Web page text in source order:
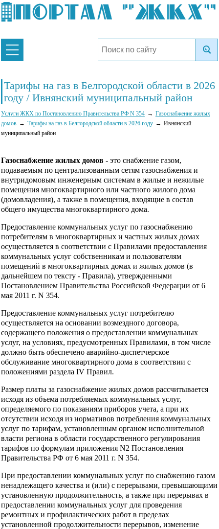
Тарифы на газ в Белгородской области в 2026
году / Ивнянский муниципальный район
Услуги ЖКХ по Постановлению Правительства РФ N 354
Газоснабжение жилых
домов
Тарифы на газ в Белгородской области в 2026 году
Ивнянский
муниципальный район
Газоснабжение жилых домов - это снабжение газом,
подаваемым по централизованным сетям газоснабжения и
внутридомовым инженерным системам в жилые и нежилые
помещения многоквартирного или частного жилого дома
(домовладения), а также в помещения, входящие в состав
общего имущества многоквартирного дома.
Предоставление коммунальных услуг по газоснабжению
потребителям в многоквартирных и частных жилых домах
осуществляется в соответствии с Правилами предоставления
коммунальных услуг собственникам и пользователям
помещений в многоквартирных домах и жилых домов (в
дальнейшем по тексту - Правила), утвержденными
Постановлением Правительства Российской Федерации от 6
мая 2011 г. N 354.
Предоставление коммунальных услуг потребителю
осуществляется на основании возмездного договора,
содержащего положения о предоставлении коммунальных
услуг, на условиях, предусмотренных Правилами, в том числе
должно быть обеспечено аварийно-диспетчерское
обслуживание многоквартирного дома в соответствии с
положениями раздела IV Правил.
Размер платы за газоснабжение жилых домов рассчитывается
исходя из объема потребляемых коммунальных услуг,
определяемого по показаниям приборов учета, а при их
отсутствии исходя из нормативов потребления коммунальных
услуг по тарифам, установленным органом исполнительной
власти региона в области государственного регулирования
тарифов по формулам приложения N2 Постановления
Правительства РФ от 6 мая 2011 г. N 354.
При предоставлении коммунальных услуг по снабжению газом
ненадлежащего качества и (или) с перерывами, превышающими
установленную продолжительность, а также при перерывах в
предоставлении коммунальных услуг для проведения
ремонтных и профилактических работ в пределах
установленной продолжительности перерывов, изменение